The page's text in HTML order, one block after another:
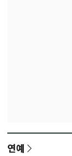
연예